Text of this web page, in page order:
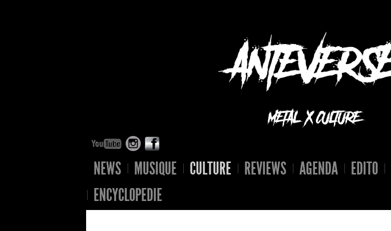
NEWS MUSIQUE CULTURE REVIEWS AGENDA EDITO
ENCYCLOPEDIE